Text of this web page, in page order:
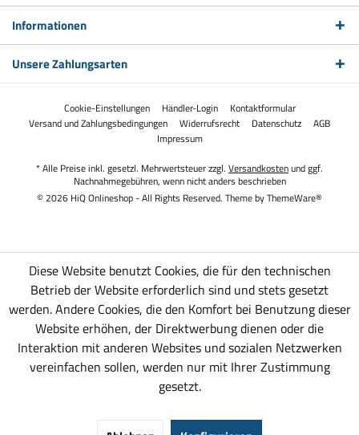
Informationen
Unsere Zahlungsarten
Cookie-Einstellungen Händler-Login
Kontaktformular
Versand und Zahlungsbedingungen
Widerrufsrecht Datenschutz
AGB
Impressum
* Alle Preise inkl. gesetzl. Mehrwertsteuer zzgl. Versandkostenund ggf.
Nachnahmegebühren, wenn nicht anders beschrieben
© 2026 HiQ Onlineshop - All Rights Reserved. Theme byThemeWare®
Diese Website benutzt Cookies, die für den technischen
Betrieb der Website erforderlich sind und stets gesetzt
werden. Andere Cookies, die den Komfort bei Benutzung dieser
Website erhöhen, der Direktwerbung dienen oder die
Interaktion mit anderen Websites und sozialen Netzwerken
vereinfachen sollen, werden nur mit Ihrer Zustimmung
gesetzt.